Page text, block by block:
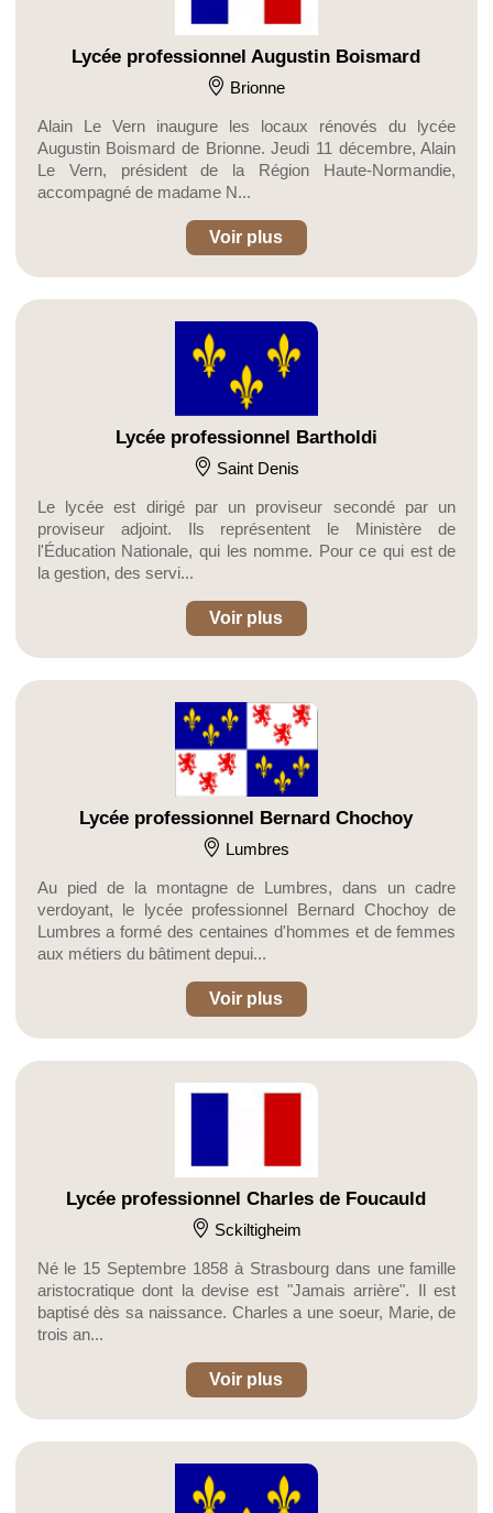
Lycée professionnel Augustin Boismard
Brionne
Alain Le Vern inaugure les locaux rénovés du lycée
Augustin Boismard de Brionne. Jeudi 11 décembre, Alain
Le Vern, président de la Région Haute-Normandie,
accompagné de madame N...
Voir plus
Lycée professionnel Bartholdi
Saint Denis
Le lycée est dirigé par un proviseur secondé par un
proviseur adjoint. Ils représentent le Ministère de
l'Éducation Nationale, qui les nomme. Pour ce qui est de
la gestion, des servi...
Voir plus
Lycée professionnel Bernard Chochoy
Lumbres
Au pied de la montagne de Lumbres, dans un cadre
verdoyant, le lycée professionnel Bernard Chochoy de
Lumbres a formé des centaines d'hommes et de femmes
aux métiers du bâtiment depui...
Voir plus
Lycée professionnel Charles de Foucauld
Sckiltigheim
Né le 15 Septembre 1858 à Strasbourg dans une famille
aristocratique dont la devise est "Jamais arrière". Il est
baptisé dès sa naissance. Charles a une soeur, Marie, de
trois an...
Voir plus